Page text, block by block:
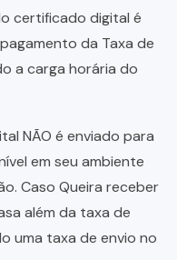
certificado digital é
da Taxa de
a carga horária do
NÃO é enviado para
em seu ambiente
Caso Queira receber
além da taxa de
uma taxa de envio no